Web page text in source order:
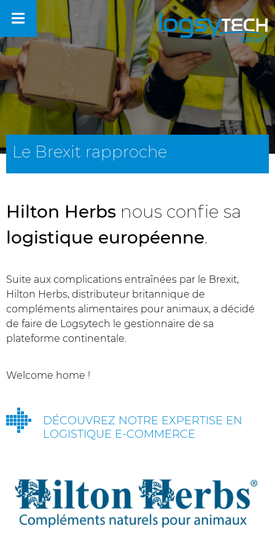
Le Brexit rapproche
Hilton Herbs nous confie sa
logistique européenne.
Suite aux complications entraînées par le Brexit,
Hilton Herbs, distributeur britannique de
compléments alimentaires pour animaux, a décidé
de faire de Logsytech le gestionnaire de sa
plateforme continentale.
Welcome home !
DÉCOUVREZ NOTRE EXPERTISE EN
LOGISTIQUE E-COMMERCE